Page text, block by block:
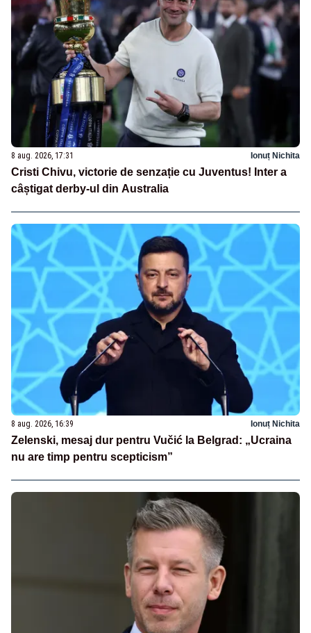
8 aug. 2026, 17:31 Ionuț Nichita
Cristi Chivu, victorie de senzație cu Juventus! Inter a
câștigat derby-ul din Australia
8 aug. 2026, 16:39 Ionuț Nichita
Zelenski, mesaj dur pentru Vučić la Belgrad: „Ucraina
nu are timp pentru scepticism”